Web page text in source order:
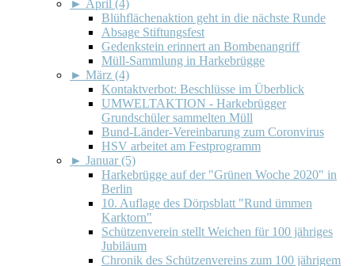
► April (4)
Blühflächenaktion geht in die nächste Runde
Absage Stiftungsfest
Gedenkstein erinnert an Bombenangriff
Müll-Sammlung in Harkebrügge
► März (4)
Kontaktverbot: Beschlüsse im Überblick
UMWELTAKTION - Harkebrügger
Grundschüler sammelten Müll
Bund-Länder-Vereinbarung zum Coronvirus
HSV arbeitet am Festprogramm
► Januar (5)
Harkebrügge auf der "Grünen Woche 2020" in
Berlin
10. Auflage des Dörpsblatt "Rund ümmen
Karktorn"
Schützenverein stellt Weichen für 100 jähriges
Jubiläum
Chronik des Schützenvereins zum 100 jährigem